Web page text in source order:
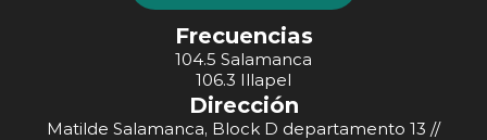
Frecuencias
104.5 Salamanca
106.3 Illapel
Dirección
Matilde Salamanca, Block D departamento 13 //